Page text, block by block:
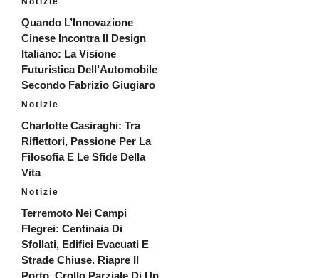
Quando L’Innovazione
Cinese Incontra Il Design
Italiano: La Visione
Futuristica Dell’Automobile
Secondo Fabrizio Giugiaro
Notizie
Charlotte Casiraghi: Tra
Riflettori, Passione Per La
Filosofia E Le Sfide Della
Vita
Notizie
Terremoto Nei Campi
Flegrei: Centinaia Di
Sfollati, Edifici Evacuati E
Strade Chiuse. Riapre Il